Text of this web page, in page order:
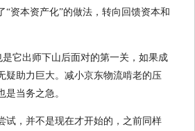
“资本资产化”的做法，转向回馈资本和
它出师下山后面对的第一关，如果成
疑助力巨大。减小京东物流啃老的压
是当务之急。
试，并不是现在才开始的，之前同样